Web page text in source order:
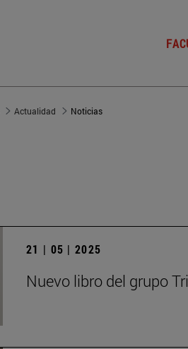
Actualidad Noticias
21 | 05 | 2025
Nuevo libro del grupo